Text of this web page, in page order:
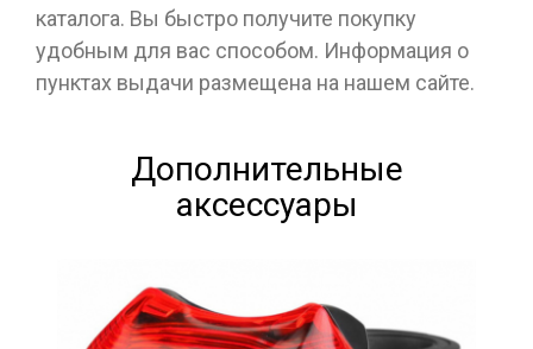
каталога. Вы быстро получите покупку
удобным для вас способом. Информация о
пунктах выдачи размещена на нашем сайте.
Дополнительные
аксессуары